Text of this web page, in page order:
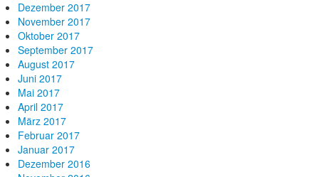
Dezember 2017
November 2017
Oktober 2017
September 2017
August 2017
Juni 2017
Mai 2017
April 2017
März 2017
Februar 2017
Januar 2017
Dezember 2016